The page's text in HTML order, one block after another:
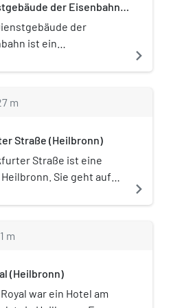
der Eisenbahn
der
ist ein
Gebäude
navigate_next
m
Straße (Heilbronn)
Straße ist eine
Sie geht auf
Zugang zur
eine teilweise
im Bereich des
wie auch an ihrer
navigate_next
m
(Heilbronn)
war ein Hotel am